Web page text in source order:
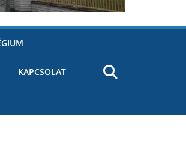
KAPCSOLAT